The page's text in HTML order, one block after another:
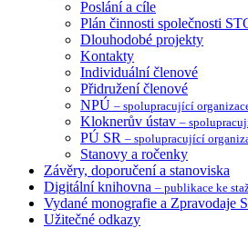
Poslání a cíle
Plán činnosti společnosti
Dlouhodobé projekty
Kontakty
Individuální členové
Přidružení členové
NPÚ – spolupracující
Kloknerův ústav –
PÚ SR – spolupracující
Stanovy a ročenky
Závěry, doporučení a stanoviska
Digitální knihovna – publikace ke
Vydané monografie a Zpravodaje
Užitečné odkazy